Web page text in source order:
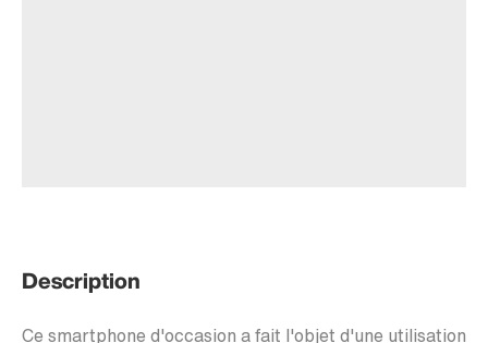
Description
Ce smartphone d'occasion a fait l'objet d'une utilisation